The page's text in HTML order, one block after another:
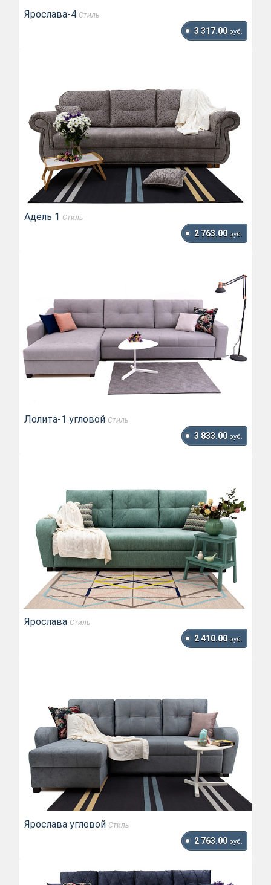
Ярослава-4 Стиль
3 317.00 руб.
Адель 1 Стиль
2 763.00 руб.
Лолита-1 угловой Стиль
3 833.00 руб.
Ярослава Стиль
2 410.00 руб.
Ярослава угловой Стиль
2 763.00 руб.